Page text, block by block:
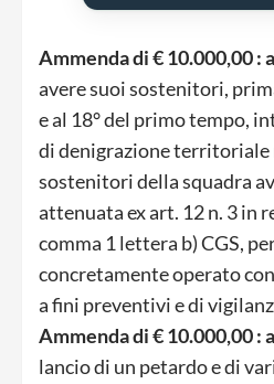
Ammenda di € 10.000,00 :
avere suoi sostenitori,
e al 18° del primo tempo,
di denigrazione
sostenitori della squadra
attenuata ex art. 12 n. 3 in
comma 1 lettera b) CGS,
concretamente operato
a fini preventivi e di
Ammenda di € 10.000,00 :
lancio di un petardo e di